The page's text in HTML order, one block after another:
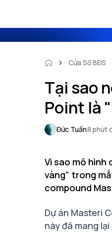
Cửa Sổ BĐS
Tại sao
Point là
Đức Tuấn8 phút
Vì sao mô hình
vàng" trong
compound
Dự án Masteri
này đã mang